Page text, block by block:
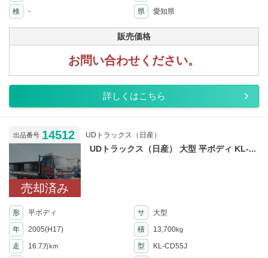
検
- 県 愛知県
販売価格
お問い合わせください。
詳しくはこちら
出品番号 14512 UDトラックス（日産）
売却済み
UDトラックス（日産） 大型 平ボディ KL-...
形 平ボディ サ
大型
年
2005(H17) 積 13,700kg
走 16.7万km 型
KL-CD55J